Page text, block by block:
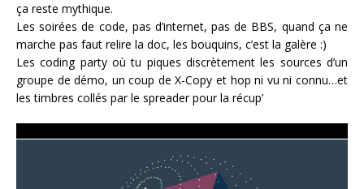
ça reste mythique.
Les soirées de code, pas d’internet, pas de BBS, quand ça ne
marche pas faut relire la doc, les bouquins, c’est la galère :)
Les coding party où tu piques discrètement les sources d’un
groupe de démo, un coup de X-Copy et hop ni vu ni connu…et
les timbres collés par le spreader pour la récup’